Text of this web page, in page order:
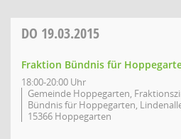
DO 19.03.2015
Fraktion Bündnis für
18:00-20:00 Uhr
Gemeinde Hoppegarten,
Bündnis für Hoppegarten,
15366 Hoppegarten